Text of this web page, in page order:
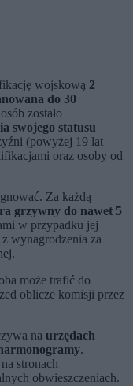
wojskową 2
do 30
zostało
swojego statusu
(powyżej 19 lat –
oraz osoby od
Za każdą
grzywny do nawet 5
w przypadku jej
z wynagrodzenia za
może trafić do
oblicze komisji przez
na urzędach
.
stronach
obwieszczeniach.